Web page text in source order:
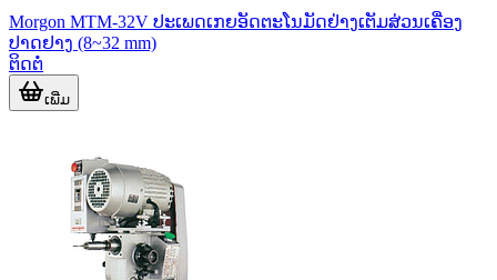
Morgon MTM-32V ປະເພດເກຍອັດຕະໂນມັດຢ່າງເຕັມສ່ວນເຄື່ອງ
ປາດຢາງ (8~32 mm)
ຕິດຕໍ່
ເພີ່ມ